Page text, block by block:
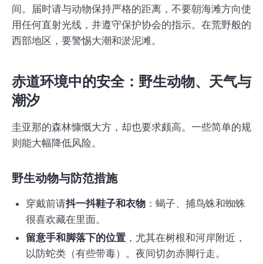
间。届时请与动物保持严格的距离，不要朝海滩方向使
用任何直射光线，并遵守保护协会的指示。在荒野般的
西部地区，要警惕大潮和淤泥滩。
赤道环境中的安全：野生动物、天气与
潮汐
圭亚那的森林慷慨大方，却也要求颇高。一些简单的规
则能大幅降低风险。
野生动物与防范措施
穿戴前请抖一抖鞋子和衣物 ：蝎子、捕鸟蛛和蜘蛛
很喜欢藏在里面。
留意手和脚落下的位置 ，尤其在树根和河岸附近，
以防蛇类（有些带毒）。夜间切勿赤脚行走。